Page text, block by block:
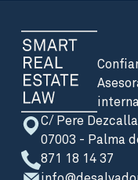
C/ Pere
07003 - Palma
871 18 14 37